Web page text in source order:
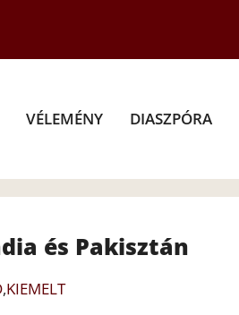
VÉLEMÉNY DIASZPÓRA
és Pakisztán
,KIEMELT